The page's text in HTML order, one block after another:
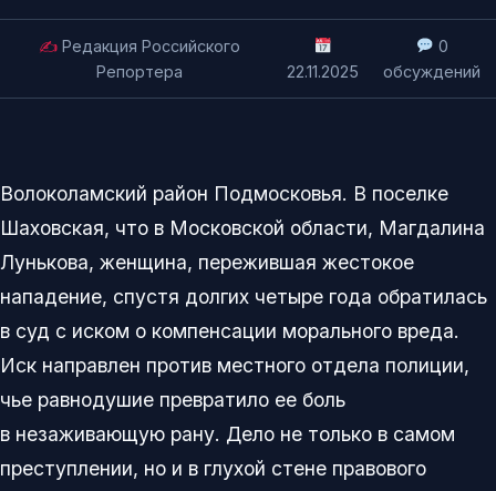
✍️Редакция Российского
Репортера
22.11.2025
0
обсуждений
Волоколамский район Подмосковья. В поселке
Шаховская, что в Московской области, Магдалина
Лунькова, женщина, пережившая жестокое
нападение, спустя долгих четыре года обратилась
в суд с иском о компенсации морального вреда.
Иск направлен против местного отдела полиции,
чье равнодушие превратило ее боль
в незаживающую рану. Дело не только в самом
преступлении, но и в глухой стене правового